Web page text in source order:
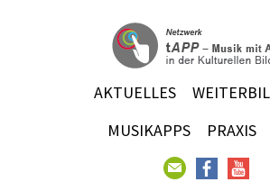
AKTUELLES
MUSIKAPPS
PRAXIS